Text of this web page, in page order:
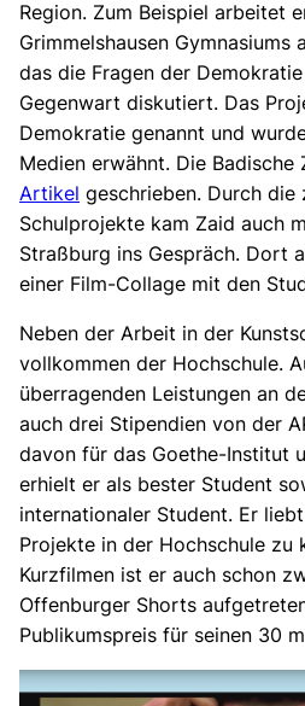
Region. Zum Beispiel arbeitet
Grimmelshausen Gymnasiums
das die Fragen der
Gegenwart diskutiert. Das
Demokratie genannt und
Medien erwähnt. Die
Artikel geschrieben. Durch die
Schulprojekte kam Zaid auch
Straßburg ins Gespräch. Dort
einer Film-Collage mit den
Neben der Arbeit in der
vollkommen der Hochschule.
überragenden Leistungen an
auch drei Stipendien von der
davon für das Goethe-Institut
erhielt er als bester Student
internationaler Student. Er
Projekte in der Hochschule zu
Kurzfilmen ist er auch schon
Offenburger Shorts
Publikumspreis für seinen 30